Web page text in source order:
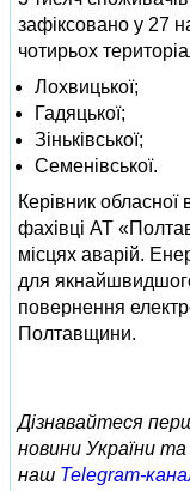
зафіксовано у 27
чотирьох
Лохвицької;
Гадяцької;
Зіньківської;
Семенівської.
Керівник обласної
фахівці АТ
місцях аварій.
для
повернення
Полтавщини.
Дізнавайтеся
новини України
наш Telegram-